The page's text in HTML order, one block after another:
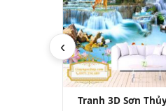
‹
Tranh 3D Sơn Thủy NDST8